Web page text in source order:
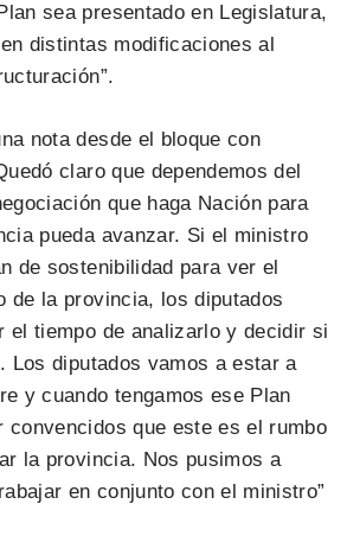
sea presentado en Legislatura,
distintas modificaciones al
nota desde el bloque con
claro que dependemos del
que haga Nación para
pueda avanzar. Si el ministro
de sostenibilidad para ver el
de la provincia, los diputados
el tiempo de analizarlo y decidir si
Los diputados vamos a estar a
y cuando tengamos ese Plan
convencidos que este es el rumbo
la provincia. Nos pusimos a
en conjunto con el ministro”